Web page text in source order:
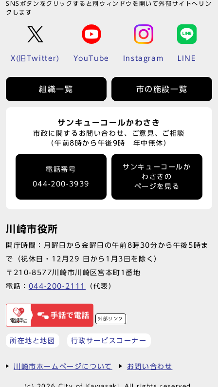
SNSボタンをクリックすると別ウィンドウを開いて外部サイトへリン
クします
X(旧Twitter) YouTube Instagram LINE
組織一覧 市の施設一覧
サンキューコールかわさき
市政に関するお問い合わせ、ご意見、ご相談
（午前8時から午後9時 年中無休）
電話番号
044-200-3939
サンキューコールか
わさきの
ページを見る
川崎市役所
開庁時間：月曜日から金曜日の午前8時30分から午後5時ま
で（祝休日・12月29 日から1月3日を除く）
〒210-8577川崎市川崎区宮本町1番地
電話： 044-200-2111 （代表）
外部リンク
所在地と地図 行政サービスコーナー
川崎市ホームページについて お問い合わせ